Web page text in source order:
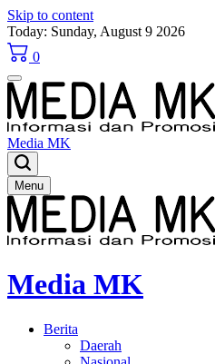
Skip to content
Today: Sunday, August 9 2026
0
Media MK
Menu
Media MK
Berita
Daerah